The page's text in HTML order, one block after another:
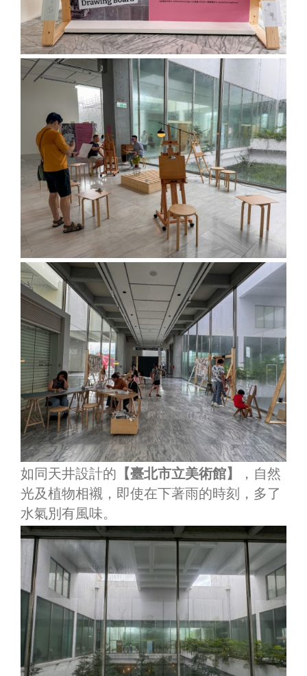
如同天井設計的 【臺北市立美術館】
，自然
光及植物相襯，即使在下著雨的時刻，多了
水氣別有風味。